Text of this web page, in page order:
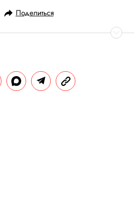
Поделиться
от Моби